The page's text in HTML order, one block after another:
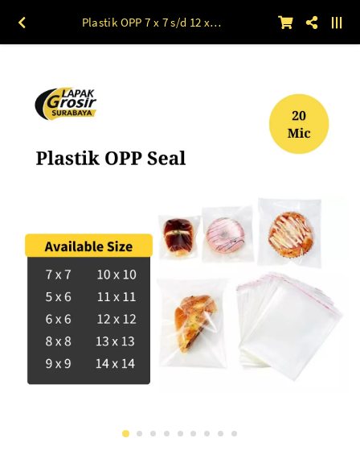
Plastik OPP 7 x 7 s/d 12 x 18 (20mic) 100lbr 7 x 7